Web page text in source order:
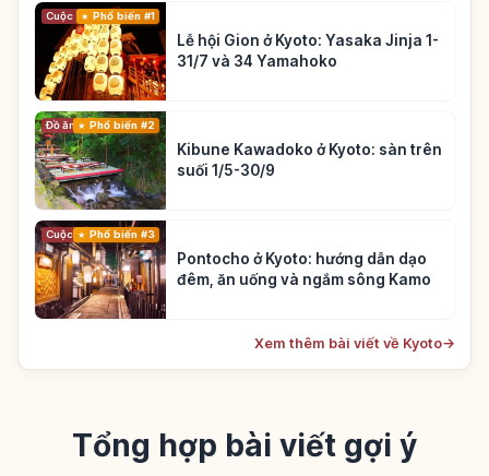
Cuộc sốngPhổ biến #1
Lễ hội Gion ở Kyoto: Yasaka Jinja 1-
31/7 và 34 Yamahoko
Đồ ăn Phổ biến #2
Kibune Kawadoko ở Kyoto: sàn trên
suối 1/5-30/9
Cuộc sốngPhổ biến #3
Pontocho ở Kyoto: hướng dẫn dạo
đêm, ăn uống và ngắm sông Kamo
Xem thêm bài viết về Kyoto→
Tổng hợp bài viết gợi ý